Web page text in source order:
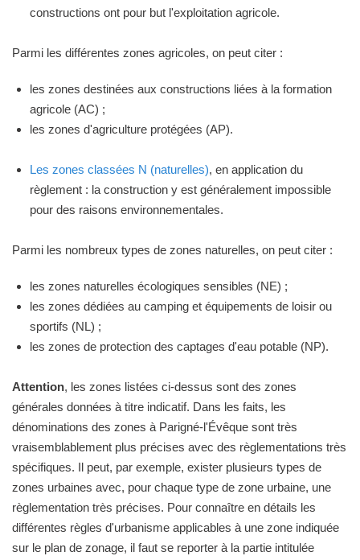
constructions ont pour but l'exploitation agricole.
Parmi les différentes zones agricoles, on peut citer :
les zones destinées aux constructions liées à la formation
agricole (AC) ;
les zones d'agriculture protégées (AP).
Les zones classées N (naturelles), en application du
règlement : la construction y est généralement impossible
pour des raisons environnementales.
Parmi les nombreux types de zones naturelles, on peut citer :
les zones naturelles écologiques sensibles (NE) ;
les zones dédiées au camping et équipements de loisir ou
sportifs (NL) ;
les zones de protection des captages d'eau potable (NP).
Attention, les zones listées ci-dessus sont des zones
générales données à titre indicatif. Dans les faits, les
dénominations des zones à Parigné-l'Évêque sont très
vraisemblablement plus précises avec des règlementations très
spécifiques. Il peut, par exemple, exister plusieurs types de
zones urbaines avec, pour chaque type de zone urbaine, une
règlementation très précises. Pour connaître en détails les
différentes règles d'urbanisme applicables à une zone indiquée
sur le plan de zonage, il faut se reporter à la partie intitulée